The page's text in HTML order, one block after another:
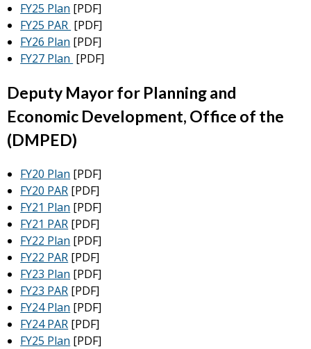
FY25 Plan [PDF]
FY25 PAR [PDF]
FY26 Plan [PDF]
FY27 Plan [PDF]
Deputy Mayor for Planning and
Economic Development, Office of the
(DMPED)
FY20 Plan [PDF]
FY20 PAR [PDF]
FY21 Plan [PDF]
FY21 PAR [PDF]
FY22 Plan [PDF]
FY22 PAR [PDF]
FY23 Plan [PDF]
FY23 PAR [PDF]
FY24 Plan [PDF]
FY24 PAR [PDF]
FY25 Plan [PDF]